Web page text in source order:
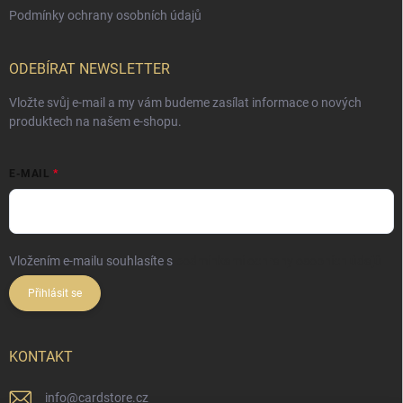
Podmínky ochrany osobních údajů
ODEBÍRAT NEWSLETTER
Vložte svůj e-mail a my vám budeme zasílat informace o nových
produktech na našem e-shopu.
E-MAIL
Vložením e-mailu souhlasíte s
Přihlásit se
KONTAKT
info@cardstore.cz